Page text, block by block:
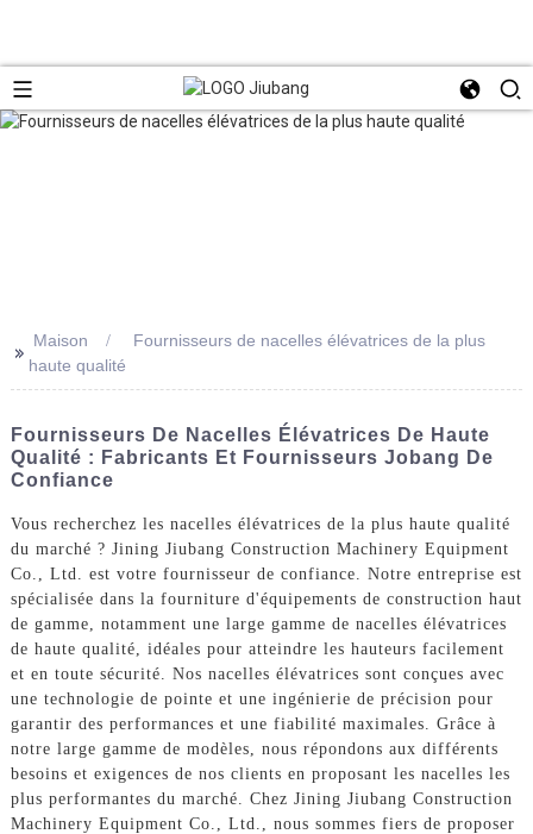
>> Maison
Fournisseurs de nacelles élévatrices de la plus
haute qualité
Fournisseurs De Nacelles Élévatrices De Haute
Qualité : Fabricants Et Fournisseurs Jobang De
Confiance
Vous recherchez les nacelles élévatrices de la plus haute qualité
du marché ? Jining Jiubang Construction Machinery Equipment
Co., Ltd. est votre fournisseur de confiance. Notre entreprise est
spécialisée dans la fourniture d'équipements de construction haut
de gamme, notamment une large gamme de nacelles élévatrices
de haute qualité, idéales pour atteindre les hauteurs facilement
et en toute sécurité. Nos nacelles élévatrices sont conçues avec
une technologie de pointe et une ingénierie de précision pour
garantir des performances et une fiabilité maximales. Grâce à
notre large gamme de modèles, nous répondons aux différents
besoins et exigences de nos clients en proposant les nacelles les
plus performantes du marché. Chez Jining Jiubang Construction
Machinery Equipment Co., Ltd., nous sommes fiers de proposer